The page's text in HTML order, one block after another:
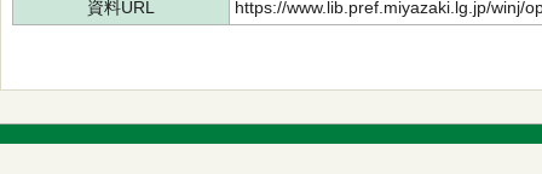
資料URL
https://www.lib.pref.miyazaki.lg.jp/winj/